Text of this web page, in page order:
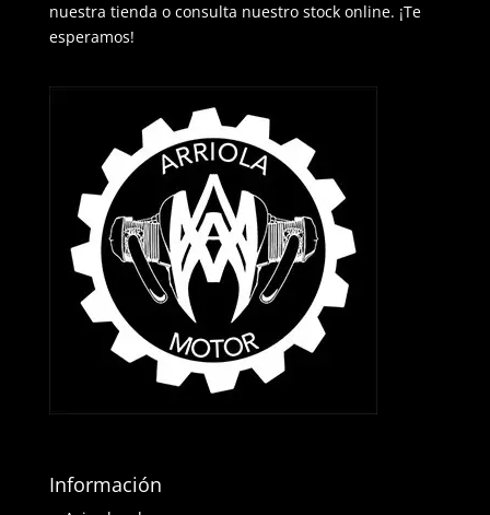
nuestra tienda o consulta nuestro stock online. ¡Te
esperamos!
Información